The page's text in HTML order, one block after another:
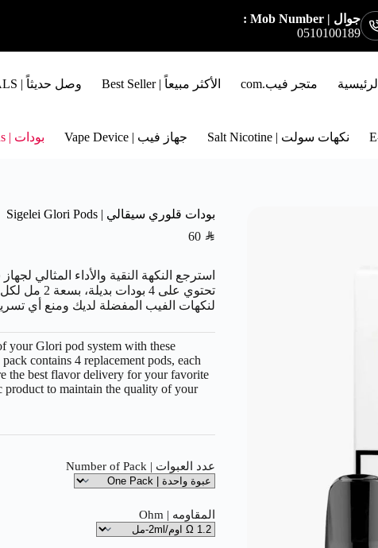
جوال | Mob Number :
0510100189
الرئيسية متجر فيب.com الأكثر مبيعاً | Best Seller وصل حديثاً | NEW ARRIVALS
نكهات سولت | Salt Nicotine جهاز فيب | Vape Device بودات | Pods
بودات قلوري سيقالي | Sigelei Glori Pods
60 SAR
استرجع النكهة النقية والأداء المثالي
تحتوي على
لنكهات الفيب المفضلة لديك ومنع أي تسريب. منتج أصلي 100%
your Glori pod system with these
contains 4 replacement pods, each
the best flavor delivery for your favorite
product to maintain the quality of your
عدد العبوات | Number of Pack
المقاومه | Ohm